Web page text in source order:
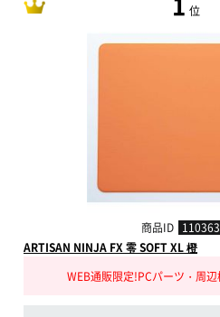
位
商品ID
ARTISAN NINJA FX 零 SOFT XL 橙
WEB通販限定!PCパーツ・周